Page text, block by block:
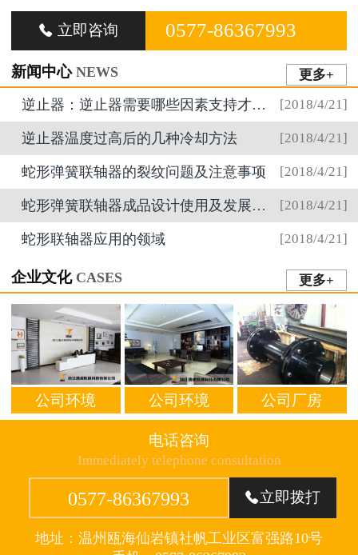
 立即咨询 0577-86367993
新闻中心 NEWS
更多+
[2018/4/21]
逆止器：逆止器需要哪些因素支持才得以运行？
[2018/4/21]
逆止器温度过高后的几种冷却方法
[2018/4/21]
蛇形弹簧联轴器的裂纹问题及注意事项
[2018/4/21]
蛇形弹簧联轴器成品设计使用及发展趋势
[2018/4/21]
蛇形联轴器应用的领域
企业文化 CASES 更多+
公司环境 公司环境 公司厂房
电话咨询
Immediately telephone consultation
0577-86367993 立即拨打
地址：温州瓯海仙岩镇社帆工业区富强路10号